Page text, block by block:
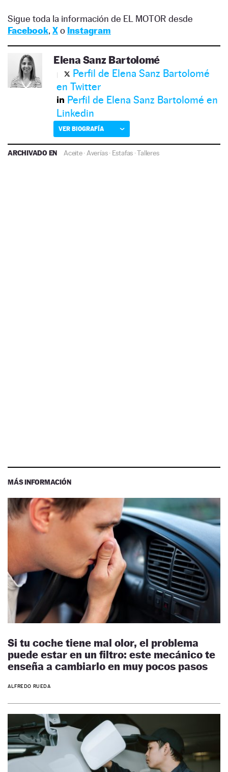
Sigue toda la información de EL MOTOR desde
Facebook, Xo Instagram
Elena Sanz Bartolomé
Perfil de Elena Sanz Bartolomé
en Twitter
Perfil de Elena Sanz Bartolomé en
Linkedin
VER BIOGRAFÍA
ARCHIVADO EN Aceite·Averías· Estafas ·Talleres
MÁS INFORMACIÓN
Si tu coche tiene mal olor, el problema
puede estar en un filtro: este mecánico te
enseña a cambiarlo en muy pocos pasos
ALFREDO RUEDA